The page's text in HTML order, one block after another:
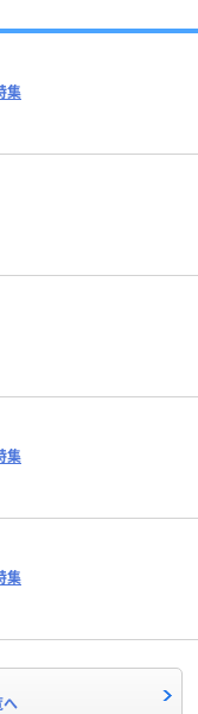
集
集
集
へ